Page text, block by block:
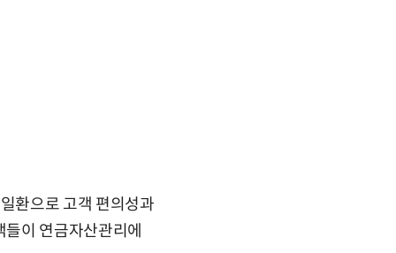
환으로 고객 편의성과
이 연금자산관리에